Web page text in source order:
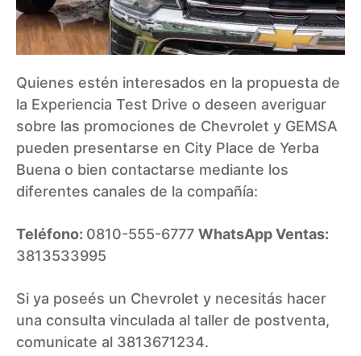
Quienes estén interesados en la propuesta de
la Experiencia Test Drive o deseen averiguar
sobre las promociones de Chevrolet y GEMSA
pueden presentarse en City Place de Yerba
Buena o bien contactarse mediante los
diferentes canales de la compañía:
Teléfono: 0810-555-6777 WhatsApp Ventas:
3813533995
Si ya poseés un Chevrolet y necesitás hacer
una consulta vinculada al taller de postventa,
comunicate al 3813671234.